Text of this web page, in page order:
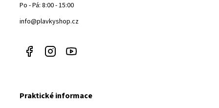
Po - Pá: 8:00 - 15:00
info@plavkyshop.cz
Praktické informace